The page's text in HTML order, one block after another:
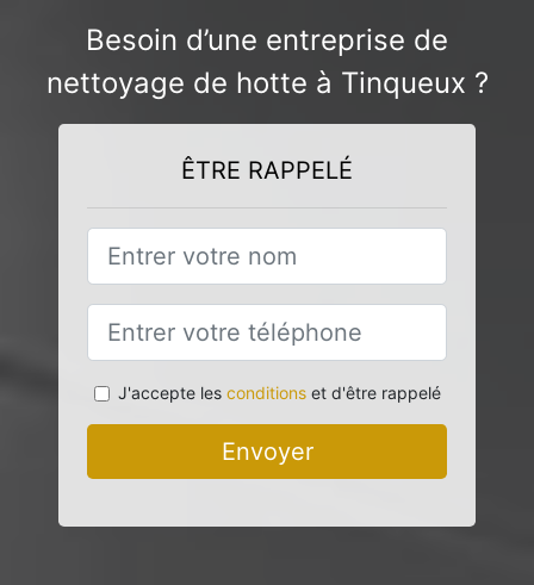
Besoin d’une entreprise de
nettoyage de hotte à Tinqueux ?
ÊTRE RAPPELÉ
J'accepte les conditionset d'être rappelé
Envoyer